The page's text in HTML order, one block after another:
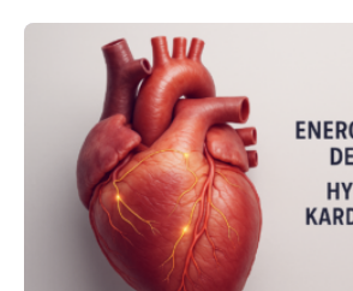
Oncology, zeigen die Forschenden,
aus Gewebe von Patientinnen und
sogenannte Organoide – genutzt
vorab zu prüfen, welche
wirken. Dabei wurde ein Eiweiß
als Biomarker für die Wahl der
dienen könnte. Darmkrebs zählt
häufigsten Krebsarten und stellt…